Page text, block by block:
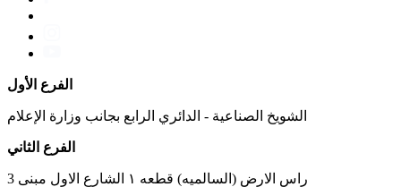
الفرع الأول
الشويخ الصناعية - الدائري الرابع بجانب وزارة الإعلام
الفرع الثاني
راس الارض (السالميه) قطعه ١ الشارع الاول مبنى 3